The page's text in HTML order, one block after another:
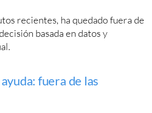
recientes, ha quedado fuera de
basada en datos y
fuera de las